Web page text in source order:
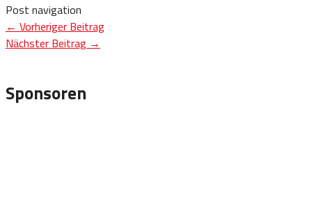
Post navigation
← Vorheriger Beitrag
Nächster Beitrag →
Sponsoren